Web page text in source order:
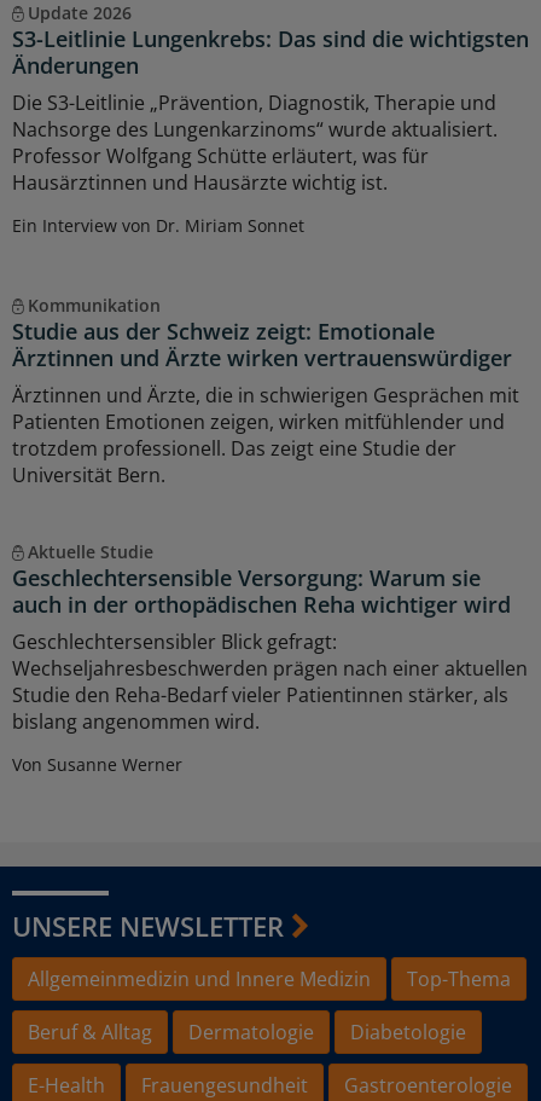
Update 2026
S3-Leitlinie Lungenkrebs: Das sind die wichtigsten
Änderungen
Die S3-Leitlinie „Prävention, Diagnostik, Therapie und
Nachsorge des Lungenkarzinoms“ wurde aktualisiert.
Professor Wolfgang Schütte erläutert, was für
Hausärztinnen und Hausärzte wichtig ist.
Ein Interview von Dr. Miriam Sonnet
Kommunikation
Studie aus der Schweiz zeigt: Emotionale
Ärztinnen und Ärzte wirken vertrauenswürdiger
Ärztinnen und Ärzte, die in schwierigen Gesprächen mit
Patienten Emotionen zeigen, wirken mitfühlender und
trotzdem professionell. Das zeigt eine Studie der
Universität Bern.
Aktuelle Studie
Geschlechtersensible Versorgung: Warum sie
auch in der orthopädischen Reha wichtiger wird
Geschlechtersensibler Blick gefragt:
Wechseljahresbeschwerden prägen nach einer aktuellen
Studie den Reha-Bedarf vieler Patientinnen stärker, als
bislang angenommen wird.
Von Susanne Werner
UNSERE NEWSLETTER
Allgemeinmedizin und Innere Medizin
Top-Thema
Beruf & Alltag
Dermatologie
Diabetologie
E-Health
Frauengesundheit
Gastroenterologie